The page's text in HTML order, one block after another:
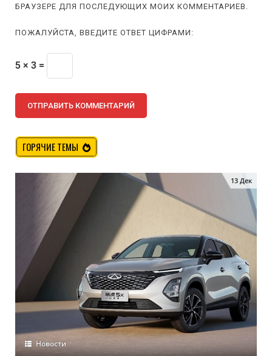
БРАУЗЕРЕ ДЛЯ ПОСЛЕДУЮЩИХ МОИХ КОММЕНТАРИЕВ.
ПОЖАЛУЙСТА, ВВЕДИТЕ ОТВЕТ ЦИФРАМИ:
5 × 3 =
ГОРЯЧИЕ ТЕМЫ
13 Дек
Новости